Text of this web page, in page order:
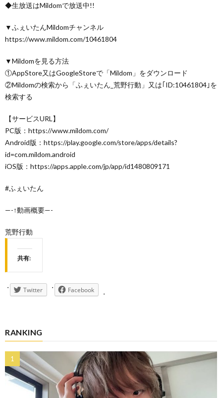
◆生放送はMildomで放送中!!
▼ふぇいたんMildomチャンネル
https://www.mildom.com/10461804
▼Mildomを見る方法
①AppStore又はGoogleStoreで「Mildom」をダウンロード
②Mildomの検索から「ふぇいたん_荒野行動」又は｢ID:10461804｣を
検索する
【サービスURL】
PC版：https://www.mildom.com/
Android版：https://play.google.com/store/apps/details?
id=com.mildom.android
iOS版：https://apps.apple.com/jp/app/id1480809171
#ふぇいたん
—-↑動画概要—-
荒野行動
共有:
Twitter Facebook
RANKING